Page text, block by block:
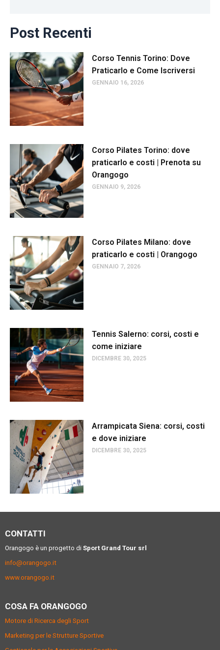
Post Recenti
Corso Tennis Torino: Dove
Praticarlo e Come Iscriversi
GENNAIO 16, 2026
Corso Pilates Torino: dove
praticarlo e costi | Prenota su
Orangogo
GENNAIO 9, 2026
Corso Pilates Milano: dove
praticarlo e costi | Orangogo
GENNAIO 7, 2026
Tennis Salerno: corsi, costi e
come iniziare
DICEMBRE 30, 2025
Arrampicata Siena: corsi, costi
e dove iniziare
DICEMBRE 30, 2025
CONTATTI
Orangogo è un progetto di Sport Grand Tour srl
info@orangogo.it
www.orangogo.it
COSA FA ORANGOGO
Motore di Ricerca degli Sport
Marketing per le Strutture Sportive